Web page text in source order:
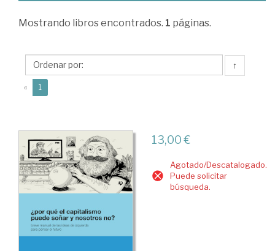
Galliano,
Mostrando libros encontrados. 1 páginas.
↑
« 1
13,00 €
Agotado/Descatalogado.
Puede solicitar
búsqueda.